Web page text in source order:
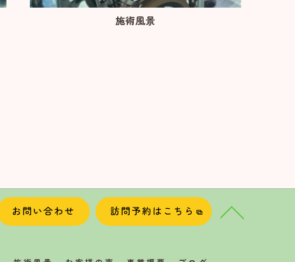
施術風景
お問い合わせ 訪問予約はこちら